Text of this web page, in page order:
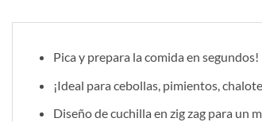
Pica y prepara la comida en segundos!
¡Ideal para cebollas, pimientos,
Diseño de cuchilla en zig zag para un